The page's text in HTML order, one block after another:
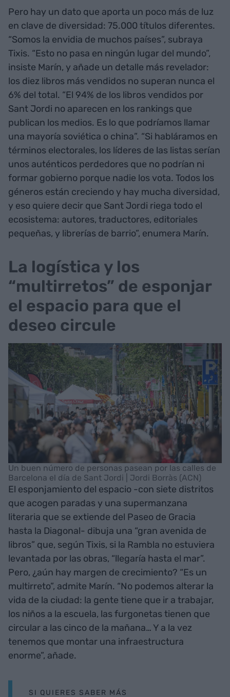
Pero hay un dato que aporta un poco más de luz
en clave de diversidad: 75.000 títulos diferentes.
“Somos la envidia de muchos países”, subraya
Tixis. “Esto no pasa en ningún lugar del mundo”,
insiste Marín, y añade un detalle más revelador:
los diez libros más vendidos no superan nunca el
6% del total. “El 94% de los libros vendidos por
Sant Jordi no aparecen en los rankings que
publican los medios. Es lo que podríamos llamar
una mayoría soviética o china”. “Si habláramos en
términos electorales, los líderes de las listas serían
unos auténticos perdedores que no podrían ni
formar gobierno porque nadie los vota. Todos los
géneros están creciendo y hay mucha diversidad,
y eso quiere decir que Sant Jordi riega todo el
ecosistema: autores, traductores, editoriales
pequeñas, y librerías de barrio”, enumera Marín.
La logística y los
“multirretos” de esponjar
el espacio para que el
deseo circule
Un buen número de personas pasean por las calles de
Barcelona el día de Sant Jordi | Jordi Borràs (ACN)
El esponjamiento del espacio -con siete distritos
que acogen paradas y una supermanzana
literaria que se extiende del Paseo de Gracia
hasta la Diagonal- dibuja una “gran avenida de
libros” que, según Tixis, si la Rambla no estuviera
levantada por las obras, “llegaría hasta el mar”.
Pero, ¿aún hay margen de crecimiento? “Es un
multirreto”, admite Marín. “No podemos alterar la
vida de la ciudad: la gente tiene que ir a trabajar,
los niños a la escuela, las furgonetas tienen que
circular a las cinco de la mañana… Y a la vez
tenemos que montar una infraestructura
enorme”, añade.
SI QUIERES SABER MÁS